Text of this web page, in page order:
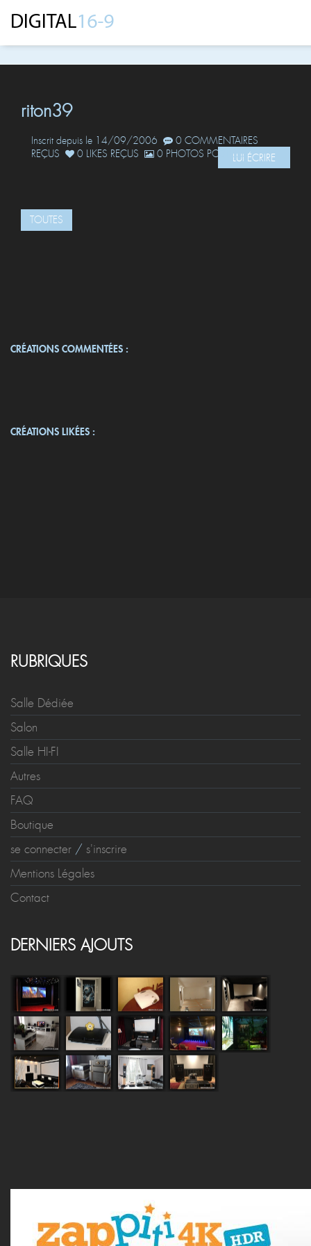
riton39
Inscrit depuis le 14/09/2006
0 COMMENTAIRES
REÇUS
0 LIKES REÇUS 0 PHOTOS POSTÉESLUI ÉCRIRE
TOUTES
CRÉATIONS COMMENTÉES :
CRÉATIONS LIKÉES :
RUBRIQUES
Salle Dédiée
Salon
Salle HI-FI
Autres
FAQ
Boutique
se connecter / s'inscrire
Mentions Légales
Contact
DERNIERS AJOUTS